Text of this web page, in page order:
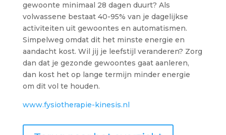
gewoonte minimaal 28 dagen duurt? Als
volwassene bestaat 40-95% van je dagelijkse
activiteiten uit gewoontes en automatismen.
Simpelweg omdat dit het minste energie en
aandacht kost. Wil jij je leefstijl veranderen? Zorg
dan dat je gezonde gewoontes gaat aanleren,
dan kost het op lange termijn minder energie
om dit vol te houden.
www.fysiotherapie-kinesis.nl